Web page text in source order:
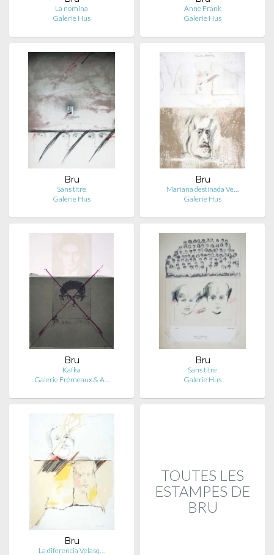
La nomina
Galerie Hus
Anne Frank
Galerie Hus
Bru
Sans titre
Galerie Hus
Bru
Mariana destinada Ve…
Galerie Hus
Bru
Kafka
Galerie Frémeaux & A…
Bru
Sans titre
Galerie Hus
Bru
La diferencia Velasq…
TOUTES LES
ESTAMPES DE
BRU